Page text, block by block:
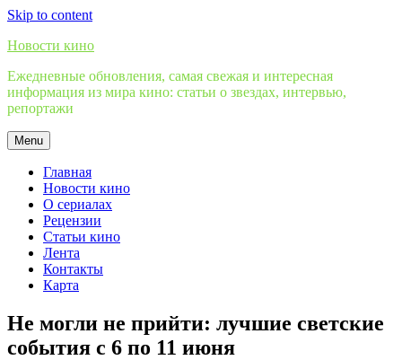
Skip to content
Новости кино
Ежедневные обновления, самая свежая и интересная
информация из мира кино: статьи о звездах, интервью,
репортажи
Menu
Главная
Новости кино
О сериалах
Рецензии
Статьи кино
Лента
Контакты
Карта
Не могли не прийти: лучшие светские
события с 6 по 11 июня